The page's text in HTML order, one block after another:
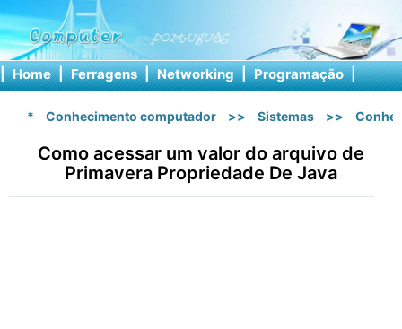
| Home | Ferragens | Networking | Programação |
* Conhecimento computador >> Sistemas >>
Como acessar um valor do arquivo de
Primavera Propriedade De Java